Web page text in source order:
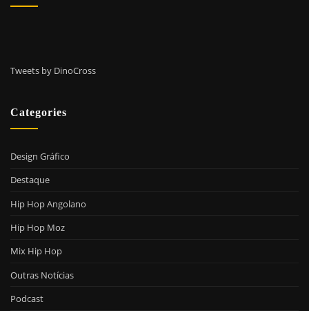
Tweets by DinoCross
Categories
Design Gráfico
Destaque
Hip Hop Angolano
Hip Hop Moz
Mix Hip Hop
Outras Notícias
Podcast